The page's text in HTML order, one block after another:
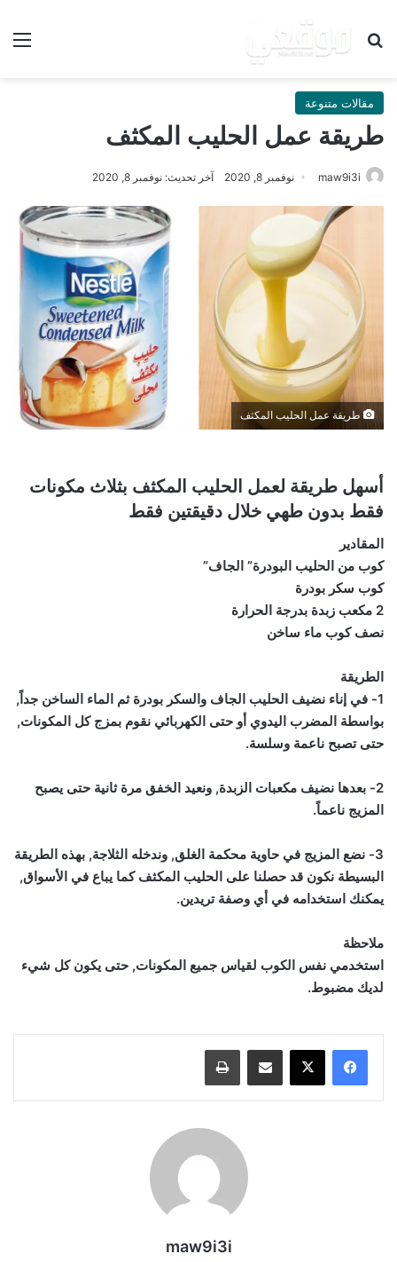
بحث عن
مقالات متنوعة
طريقة عمل الحليب المكثف
maw9i3i نوفمبر 8, 2020 آخر تحديث: نوفمبر 8, 2020
طريقة عمل الحليب المكثف
أسهل طريقة لعمل الحليب المكثف بثلاث مكونات
فقط بدون طهي خلال دقيقتين فقط
المقادير
كوب من الحليب البودرة” الجاف”
كوب سكر بودرة
2 مكعب زبدة بدرجة الحرارة
نصف كوب ماء ساخن
الطريقة
1- في إناء نضيف الحليب الجاف والسكر بودرة ثم الماء الساخن جداً,
بواسطة المضرب اليدوي أو حتى الكهربائي نقوم بمزج كل المكونات,
حتى تصبح ناعمة وسلسة.
2- بعدها نضيف مكعبات الزبدة, ونعيد الخفق مرة ثانية حتى يصبح
المزيج ناعماً.
3- نضع المزيج في حاوية محكمة الغلق, وندخله الثلاجة, بهذه الطريقة
البسيطة نكون قد حصلنا على الحليب المكثف كما يباع في الأسواق,
يمكنك استخدامه في أي وصفة تريدين.
ملاحظة
استخدمي نفس الكوب لقياس جميع المكونات, حتى يكون كل شيء
لديك مضبوط.
مشاركة عبر البريد طباعة
maw9i3i